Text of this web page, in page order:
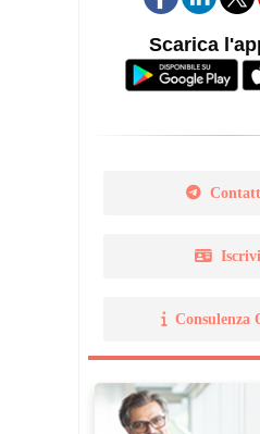
Scarica
Consulenza